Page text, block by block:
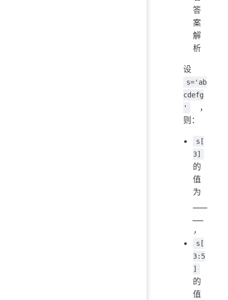
答
案
解
析
设
s='ab
cdefg
'
，
则：
s[
3]
的
值
为
，
s[
3:5
]
的
值